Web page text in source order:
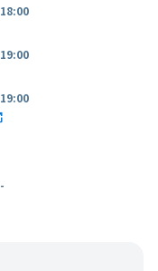
18:00
19:00
19:00
-